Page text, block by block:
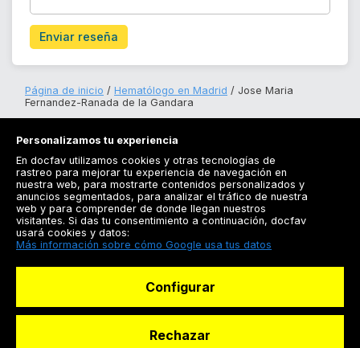
Enviar reseña
Página de inicio Hematólogo en Madrid
Jose Maria
Fernandez-Ranada de la Gandara
Registrarse
Docfav
Especialistas
Personalizamos tu experiencia
En docfav utilizamos cookies y otras tecnologías de
rastreo para mejorar tu experiencia de navegación en
nuestra web, para mostrarte contenidos personalizados y
anuncios segmentados, para analizar el tráfico de nuestra
web y para comprender de donde llegan nuestros
visitantes. Si das tu consentimiento a continuación, docfav
usará cookies y datos:
Más información sobre cómo Google usa tus datos
Configurar
Rechazar